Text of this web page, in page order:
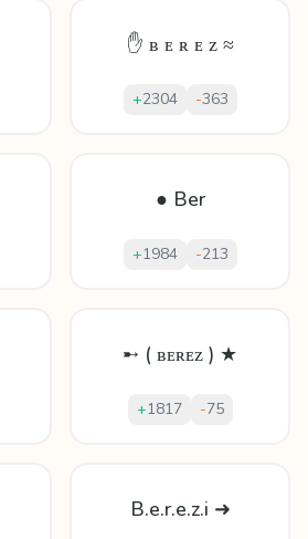
✋ ʙ ᴇ ʀ ᴇ ᴢ ≈
+2304 -363
● Ber
+1984 -213
➸ ( ʙᴇʀᴇᴢ ) ★
+1817 -75
B.e.r.e.z.i ➜